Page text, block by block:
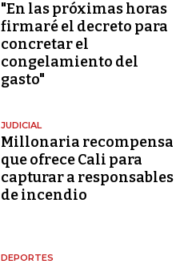
"En las próximas horas
firmaré el decreto para
concretar el
congelamiento del
gasto"
JUDICIAL
Millonaria recompensa
que ofrece Cali para
capturar a responsables
de incendio
DEPORTES